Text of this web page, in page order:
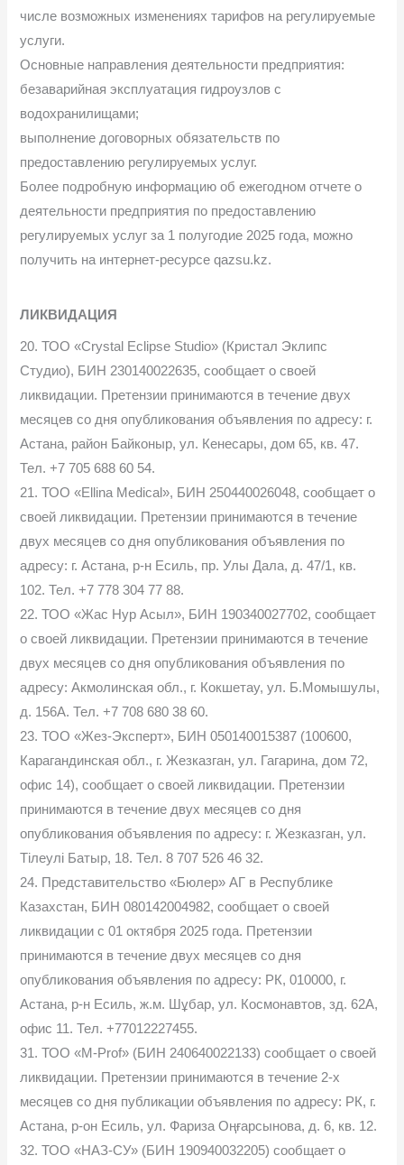
числе возможных изменениях тарифов на регулируемые
услуги.
Основные направления деятельности предприятия:
безаварийная эксплуатация гидроузлов с
водохранилищами;
выполнение договорных обязательств по
предоставлению регулируемых услуг.
Более подробную информацию об ежегодном отчете о
деятельности предприятия по предоставлению
регулируемых услуг за 1 полугодие 2025 года, можно
получить на интернет-ресурсе qazsu.kz.
ЛИКВИДАЦИЯ
20. ТОО «Crystal Eclipse Studio» (Кристал Эклипс
Студио), БИН 230140022635, сообщает о своей
ликвидации. Претензии принимаются в течение двух
месяцев со дня опубликования объявления по адресу: г.
Астана, район Байконыр, ул. Кенесары, дом 65, кв. 47.
Тел. +7 705 688 60 54.
21. ТОО «Ellina Medical», БИН 250440026048, сообщает о
своей ликвидации. Претензии принимаются в течение
двух месяцев со дня опубликования объявления по
адресу: г. Астана, р-н Есиль, пр. Улы Дала, д. 47/1, кв.
102. Тел. +7 778 304 77 88.
22. ТОО «Жас Нур Асыл», БИН 190340027702, сообщает
о своей ликвидации. Претензии принимаются в течение
двух месяцев со дня опубликования объявления по
адресу: Акмолинская обл., г. Кокшетау, ул. Б.Момышулы,
д. 156А. Тел. +7 708 680 38 60.
23. ТОО «Жез-Эксперт», БИН 050140015387 (100600,
Карагандинская обл., г. Жезказган, ул. Гагарина, дом 72,
офис 14), сообщает о своей ликвидации. Претензии
принимаются в течение двух месяцев со дня
опубликования объявления по адресу: г. Жезказган, ул.
Тілеулі Батыр, 18. Тел. 8 707 526 46 32.
24. Представительство «Бюлер» АГ в Республике
Казахстан, БИН 080142004982, сообщает о своей
ликвидации с 01 октября 2025 года. Претензии
принимаются в течение двух месяцев со дня
опубликования объявления по адресу: РК, 010000, г.
Астана, р-н Есиль, ж.м. Шұбар, ул. Космонавтов, зд. 62А,
офис 11. Тел. +77012227455.
31. ТОО «M-Prof» (БИН 240640022133) сообщает о своей
ликвидации. Претензии принимаются в течение 2-х
месяцев со дня публикации объявления по адресу: РК, г.
Астана, р-он Есиль, ул. Фариза Оңғарсынова, д. 6, кв. 12.
32. ТОО «НАЗ-СУ» (БИН 190940032205) сообщает о